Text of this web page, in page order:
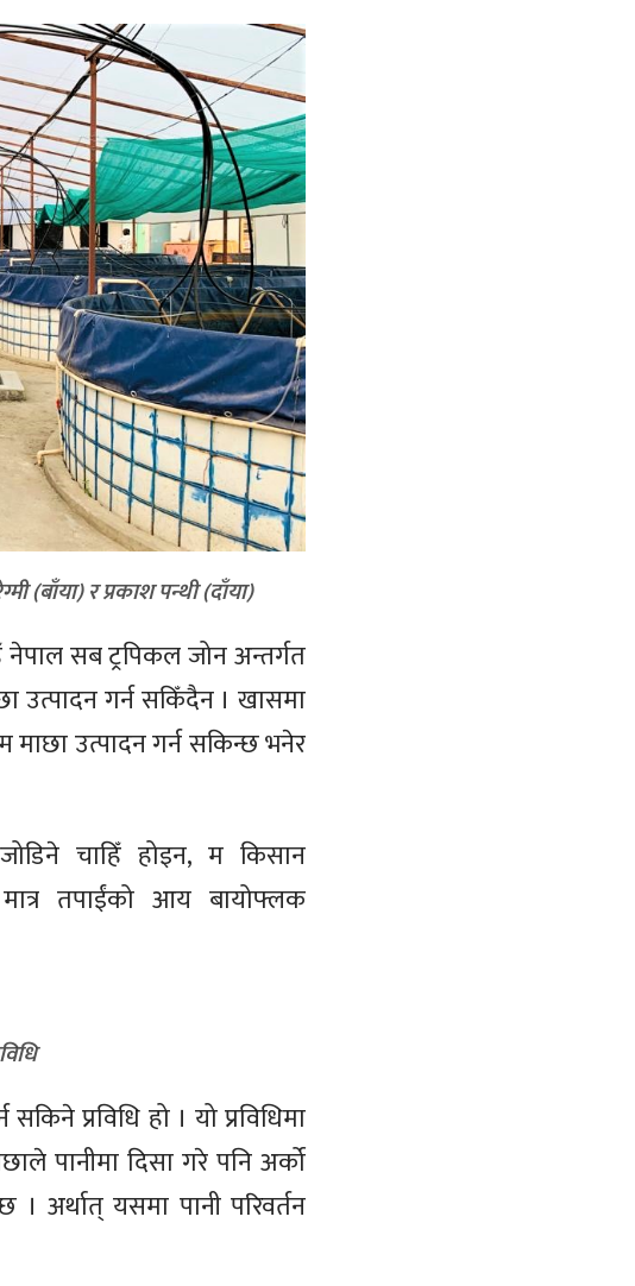
(बाँया) र प्रकाश पन्थी (दाँया)
सब ट्रपिकल जोन अन्तर्गत
उत्पादन गर्न सकिँदैन । खासमा
माछा उत्पादन गर्न सकिन्छ भनेर
चाहिँ होइन, म किसान
तपाईंको आय बायोफ्लक
प्रविधि हो । यो प्रविधिमा
पानीमा दिसा गरे पनि अर्को
। अर्थात् यसमा पानी परिवर्तन